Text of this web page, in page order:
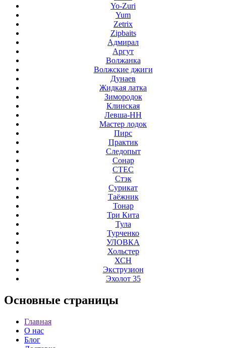
Yo-Zuri
Yum
Zetrix
Zipbaits
Адмирал
Аргут
Волжанка
Волжские джиги
Дунаев
Жидкая латка
Зимородок
Клинская
Левша-НН
Мастер лодок
Пирс
Практик
Следопыт
Сонар
СТЕС
Стэк
Сурикат
Таёжник
Тонар
Три Кита
Тула
Турченко
УЛОВКА
Хольстер
ХСН
Экструзион
Эхолот 35
Основные страницы
Главная
О нас
Блог